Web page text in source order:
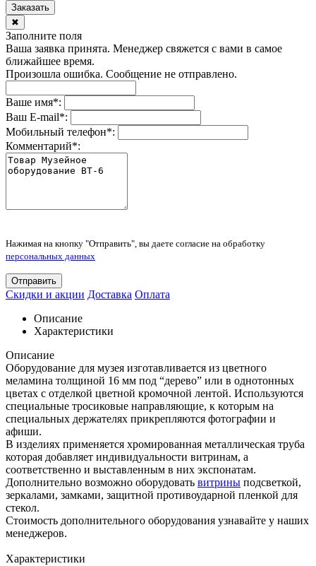
Заказать
✖
Заполните поля
Ваша заявка принята. Менеджер свяжется с вами в самое
ближайшее время.
Произошла ошибка. Сообщение не отправлено.
Ваше имя*:
Ваш E-mail*:
Мобильный телефон*:
Комментарий*:
Нажимая на кнопку "Отправить", вы даете согласие на обработку
персональных данных
Отправить
Скидки и акции Доставка Оплата
Описание
Характеристики
Описание
Оборудование для музея изготавливается из цветного
меламина толщиной 16 мм под “дерево” или в однотонных
цветах с отделкой цветной кромочной лентой. Используются
специальные тросиковые направляющие, к которым на
специальных держателях прикрепляются фотографии и
афиши.
В изделиях применяется хромированная металлическая труба
которая добавляет индивидуальности витринам, а
соответственно и выставленным в них экспонатам.
Дополнительно возможно оборудовать витрины подсветкой,
зеркалами, замками, защитной противоударной пленкой для
стекол.
Стоимость дополнительного оборудования узнавайте у наших
менеджеров.
Характеристики